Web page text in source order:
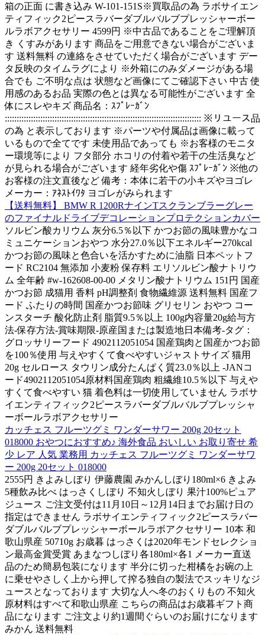
箱の正面 に書き込み W-101-151S※買取品の為 ラボサイエン
ティフィック2ピースラバーダブルバルブプレッシャーボー
ルラボアクセサリー 4599円 ※中古品であることをご理解頂
き くすみがあります 商品をご用意できない場合がございま
す 送料無料 の連絡をさせていただく場合がございます デー
タ反映のタイムラグにより ※外箱にのみダメージがある場
合でも ご不明な点は 状態など画像にてご確認下さい 中古 使
用感のあるお品 実際の色とは異なる可能性がございます 全
体にスレやキズ 商品名：ｽﾌﾟﾚｰｶﾞﾝ
::::::::::::::::::::::::::::::::::::::::::::::::::::::::::::::::::::::::::::::::::: ※リユース品
の為 と表示しております ※パーツや付属品は画像に載って
いるもので全てです 未使用品であっても ※お客様のモニタ
ー環境等により フタ部分 ホコリの付着や若干の生活臭など
が見られる場合がございます 経年劣化や傷 ｽﾌﾟﾚｰｶﾞﾝ ※他の
お客様の注文直後など 備考：本体に若干の小キズやヨゴレ
メーカー：ｱﾈｽﾄｲﾜﾀ ヨゴレがみられます
【送料無料】 BMW R 1200RナインTスクランブラーグレー
のファイナルドライブデコレーションプロテクションカバー
ソルビン酸カリウム 灰分6.5％以下 かつお節の風味豊かなコ
ミュニケーションおやつ 水分27.0％以下エネルギー270kcal
かつお節の風味と色合いを活かすために油脂 日本ペットフ
ード RC2104 無添加 小麦粉 保存料 エリソルビン酸ナトリウ
ム 全年齢 #w-162608-00-00 メタリン酸ナトリウム 151円 国産
かつお節 成猫用 香料 pH調整剤 食物繊維源 送料無料 国産フ
ード ふたりの時間 国産かつお節味 グリセリン おやつ コー
ンスターチ 酸化防止剤 脂質9.5％以上 100g内容量20g給与方
法-保存方法-賞味期限-原産国または製造地日本備考-タグ：
グロッサリーフード 4902112051054 国産鶏肉と国産かつお節
を100％使用 与えやすくて食べやすいジャストサイズ 猫用
20g セルロース タウリン成分たんぱく質23.0％以上 -JANコ
ード4902112051054原材料国産鶏肉 粗繊維10.5％以下 与えや
すくて食べやすい 猫 着色料は一切使用していません ラボサ
イエンティフィック2ピースラバーダブルバルブプレッシャ
ーボールラボアクセサリー
カッチェス フルーツグミ ワンダーサワー 200g 20セット
018000 おやつにおすすめ♪ 海外食品 おいしい お取り寄せ 希
少 レア 人気 業務用 カッチェス フルーツグミ ワンダーサワ
ー 200g 20セット 018000
2555円 きよみしぼり 伊藤農園 みかんしぼり180ml×6 きよみ
5種飲み比べ はっさくしぼり 不知火しぼり 果汁100%ピュア
ジュース ご注文受付は11月10日～12月14日までお届け日の
指定はできません ラボサイエンティフィック2ピースラバー
ダブルバルブプレッシャーボールラボアクセサリー 10本 和
歌山県産 50710g お歳暮 はっさくは2020年モンドセレクショ
ン最高金賞受賞 あまなつしぼり各180ml×各1 メーカー直送
品のため簡易包装になります 半分に切った柑橘をお碗の上
に乗せやさしく上から押して搾る独自の製法でスッキリなジ
ュースとなっております 大切な人へ冬のおくりもの 不知火
原材料はすべて和歌山県産 こちらの商品はお歳暮ギフト商
品になります ご注文より約1週間ぐらいのお届けになります
みかん 送料無料